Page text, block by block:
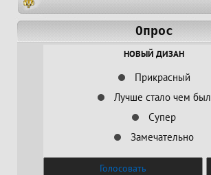
Опрос
НОВЫЙ ДИЗАН
Прикрасный
Лучше стало чем был
Супер
Замечательно
Голосовать